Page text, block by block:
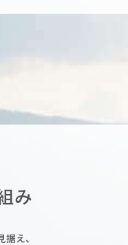
み
え、